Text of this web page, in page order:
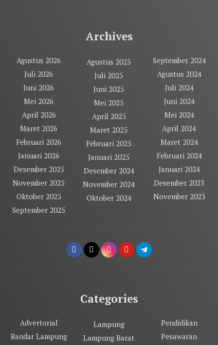
Archives
Agustus 2026
Juli 2026
Juni 2026
Mei 2026
April 2026
Maret 2026
Februari 2026
Januari 2026
Desember 2025
November 2025
Oktober 2025
September 2025
Agustus 2025
Juli 2025
Juni 2025
Mei 2025
April 2025
Maret 2025
Februari 2025
Januari 2025
Desember 2024
November 2024
Oktober 2024
September 2024
Agustus 2024
Juli 2024
Juni 2024
Mei 2024
April 2024
Maret 2024
Februari 2024
Januari 2024
Desember 2023
November 2023
Categories
Advertorial
Bandar Lampung
Lampung
Lampung Barat
Pendidikan
Pesawaran